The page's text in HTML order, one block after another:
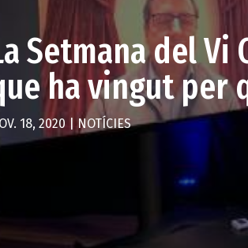
Setmana del
ha vingut per
18, 2020 NOTÍCIES